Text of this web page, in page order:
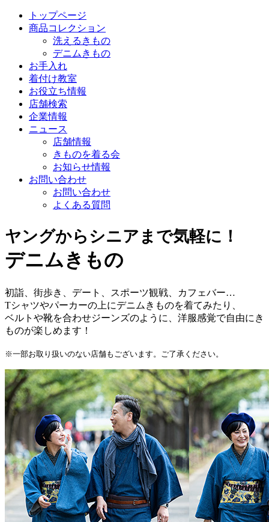
トップページ
商品コレクション
洗えるきもの
デニムきもの
お手入れ
着付け教室
お役立ち情報
店舗検索
企業情報
ニュース
店舗情報
きものを着る会
お知らせ情報
お問い合わせ
お問い合わせ
よくある質問
ヤングからシニアまで気軽に！
デニムきもの
初詣、街歩き、デート、スポーツ観戦、カフェバー…
Tシャツやパーカーの上にデニムきものを着てみたり、
ベルトや靴を合わせジーンズのように、洋服感覚で自由にき
ものが楽しめます！
※一部お取り扱いのない店舗もございます。ご了承ください。